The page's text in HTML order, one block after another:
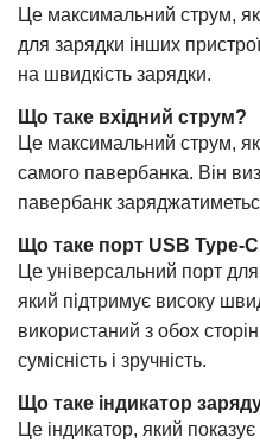
Це максимальний струм,
для зарядки інших
на швидкість зарядки.
Що таке вхідний струм?
Це максимальний струм,
самого павербанка. Він
павербанк
Що таке порт USB Type-
Це універсальний порт
який підтримує високу
використаний з обох
сумісність і зручність.
Що таке індикатор
Це індикатор, який